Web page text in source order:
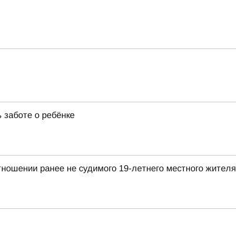
о ребёнке
ранее не судимого 19-летнего местного жителя